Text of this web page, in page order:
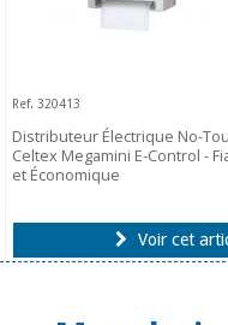
Ref. 320413
Distributeur Électrique No-
Celtex Megamini E-Control -
et Économique
Voir cet